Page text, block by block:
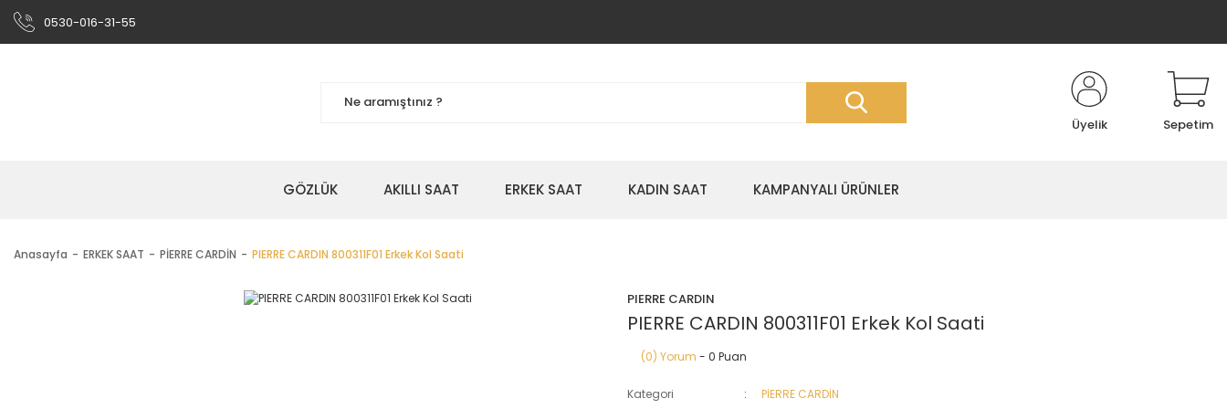
0530-016-31-55
Üyelik Sepetim
GÖZLÜK AKILLI SAAT ERKEK SAAT KADIN SAAT KAMPANYALI ÜRÜNLER
Anasayfa ERKEK SAAT PİERRE CARDİN PIERRE CARDIN 800311F01 Erkek Kol Saati
PIERRE CARDIN
PIERRE CARDIN 800311F01 Erkek Kol Saati
(0) Yorum - 0 Puan
Kategori
PİERRE CARDİN